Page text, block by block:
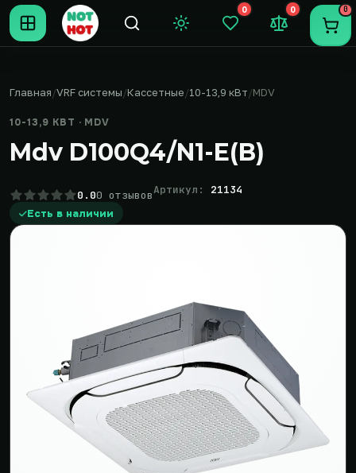
Темная тема
0
Закладки (0)
0
Сравнение
0
Главная VRF системы Кассетные 10-13,9 кВт MDV
10-13,9 КВТ · MDV
Mdv D100Q4/N1-E(B)
0.00 отзывовАртикул: 21134
Есть в наличии